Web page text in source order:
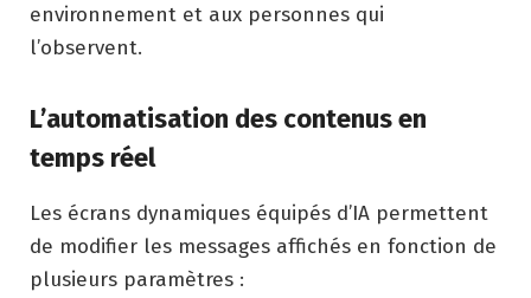
environnement et aux personnes qui
l’observent.
L’automatisation des contenus en
temps réel
Les écrans dynamiques équipés d’IA permettent
de modifier les messages affichés en fonction de
plusieurs paramètres :